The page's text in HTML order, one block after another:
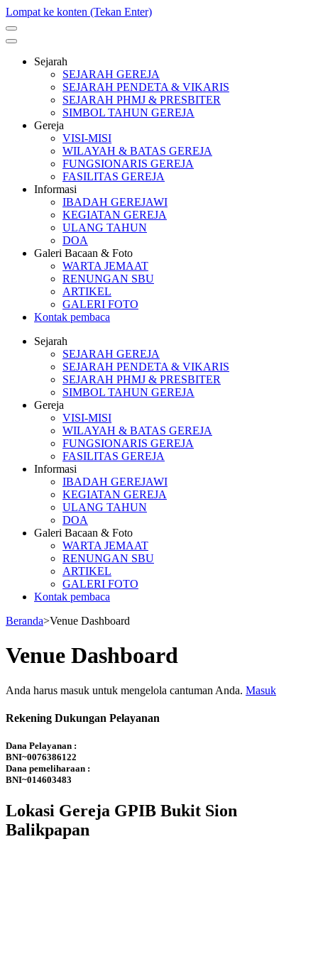
Lompat ke konten (Tekan Enter)
Sejarah
SEJARAH GEREJA
SEJARAH PENDETA & VIKARIS
SEJARAH PHMJ & PRESBITER
SIMBOL TAHUN GEREJA
Gereja
VISI-MISI
WILAYAH & BATAS GEREJA
FUNGSIONARIS GEREJA
FASILITAS GEREJA
Informasi
IBADAH GEREJAWI
KEGIATAN GEREJA
ULANG TAHUN
DOA
Galeri Bacaan & Foto
WARTA JEMAAT
RENUNGAN SBU
ARTIKEL
GALERI FOTO
Kontak pembaca
GPIB BUKIT SION BALIKPAPAN
Sejarah
SEJARAH GEREJA
SEJARAH PENDETA & VIKARIS
SEJARAH PHMJ & PRESBITER
SIMBOL TAHUN GEREJA
Gereja
VISI-MISI
WILAYAH & BATAS GEREJA
FUNGSIONARIS GEREJA
FASILITAS GEREJA
Informasi
IBADAH GEREJAWI
KEGIATAN GEREJA
ULANG TAHUN
DOA
Galeri Bacaan & Foto
WARTA JEMAAT
RENUNGAN SBU
ARTIKEL
GALERI FOTO
Kontak pembaca
Beranda>Venue Dashboard
Venue Dashboard
Anda harus masuk untuk mengelola cantuman Anda. Masuk
Rekening Dukungan Pelayanan
Dana Pelayanan :
BNI~0076386122
Dana pemeliharaan :
BNI~014603483
Lokasi Gereja GPIB Bukit Sion
Balikpapan